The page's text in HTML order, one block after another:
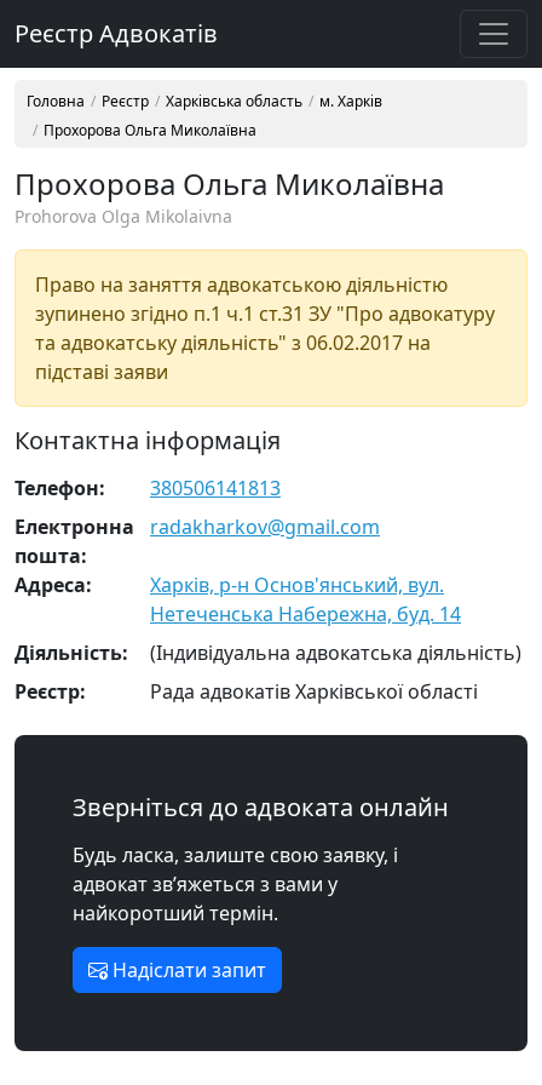
Реєстр Адвокатів
Головна Реєстр Харківська область
м. Харків
Прохорова Ольга Миколаївна
Прохорова Ольга Миколаївна
Prohorova Olga Mikolaivna
Право на заняття адвокатською діяльністю
зупинено згідно п.1 ч.1 ст.31 ЗУ "Про адвокатуру
та адвокатську діяльність" з 06.02.2017 на
підставі заяви
Контактна інформація
Телефон:
380506141813
Електронна
пошта:
radakharkov@gmail.com
Адреса:
Харків, р-н Основ'янський, вул.
Нетеченська Набережна, буд. 14
Діяльність:
(Індивідуальна адвокатська діяльність)
Реєстр:
Рада адвокатів Харківської області
Зверніться до адвоката онлайн
Будь ласка, залиште свою заявку, і
адвокат зв’яжеться з вами у
найкоротший термін.
Надіслати запит